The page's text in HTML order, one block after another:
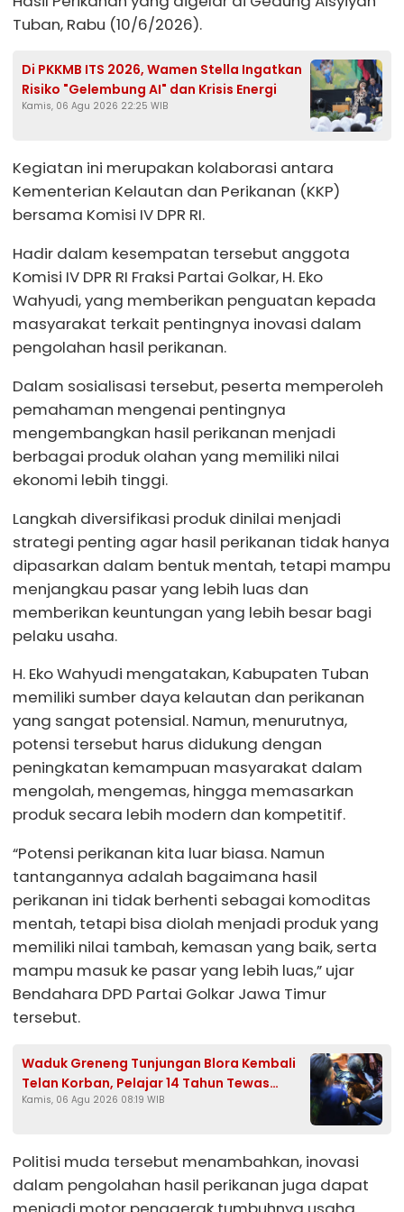
Tuban, Rabu (10/6/2026).
Di PKKMB ITS 2026, Wamen Stella Ingatkan
Risiko "Gelembung AI" dan Krisis Energi
Kamis, 06 Agu 2026 22:25 WIB
Kegiatan ini merupakan kolaborasi antara
Kementerian Kelautan dan Perikanan (KKP)
bersama Komisi IV DPR RI.
Hadir dalam kesempatan tersebut anggota
Komisi IV DPR RI Fraksi Partai Golkar, H. Eko
Wahyudi, yang memberikan penguatan kepada
masyarakat terkait pentingnya inovasi dalam
pengolahan hasil perikanan.
Dalam sosialisasi tersebut, peserta memperoleh
pemahaman mengenai pentingnya
mengembangkan hasil perikanan menjadi
berbagai produk olahan yang memiliki nilai
ekonomi lebih tinggi.
Langkah diversifikasi produk dinilai menjadi
strategi penting agar hasil perikanan tidak hanya
dipasarkan dalam bentuk mentah, tetapi mampu
menjangkau pasar yang lebih luas dan
memberikan keuntungan yang lebih besar bagi
pelaku usaha.
H. Eko Wahyudi mengatakan, Kabupaten Tuban
memiliki sumber daya kelautan dan perikanan
yang sangat potensial. Namun, menurutnya,
potensi tersebut harus didukung dengan
peningkatan kemampuan masyarakat dalam
mengolah, mengemas, hingga memasarkan
produk secara lebih modern dan kompetitif.
“Potensi perikanan kita luar biasa. Namun
tantangannya adalah bagaimana hasil
perikanan ini tidak berhenti sebagai komoditas
mentah, tetapi bisa diolah menjadi produk yang
memiliki nilai tambah, kemasan yang baik, serta
mampu masuk ke pasar yang lebih luas,” ujar
Bendahara DPD Partai Golkar Jawa Timur
tersebut.
Waduk Greneng Tunjungan Blora Kembali
Telan Korban, Pelajar 14 Tahun Tewas
Tenggelam Saat Mencari Ikan
Kamis, 06 Agu 2026 08:19 WIB
Politisi muda tersebut menambahkan, inovasi
dalam pengolahan hasil perikanan juga dapat